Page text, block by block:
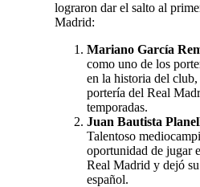
lograron dar el salto al
Madrid:
Mariano García
como uno de los
en la historia del
portería del Real
temporadas.
Juan Bautista
Talentoso
oportunidad de jugar
Real Madrid y dejó
español.